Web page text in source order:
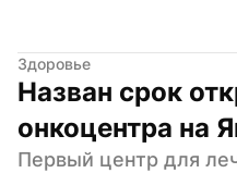
Здоровье
Назван срок
онкоцентра на
Первый центр для